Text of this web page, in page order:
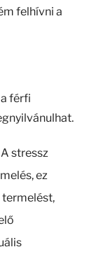
felhívni a
férfi
stressz
ez